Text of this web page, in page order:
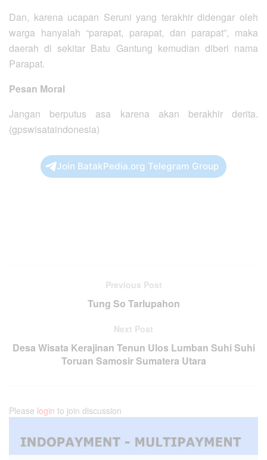
Dan, karena ucapan Seruni yang terakhir didengar oleh
warga hanyalah “parapat, parapat, dan parapat”, maka
daerah di sekitar Batu Gantung kemudian diberi nama
Parapat.
Pesan Moral
Jangan berputus asa karena akan berakhir derita.
(gpswisataindonesia)
Join BatakPedia.org Telegram Group
Previous Post
Tung So Tarlupahon
Next Post
Desa Wisata Kerajinan Tenun Ulos Lumban Suhi Suhi
Toruan Samosir Sumatera Utara
Please login to join discussion